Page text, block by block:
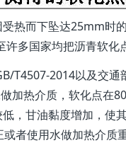
热而下坠达25mm时
多国家均把沥青软化
T4507-2014以及交
加热介质，软化点在
，甘油黏度增加，使
者使用水做加热介质